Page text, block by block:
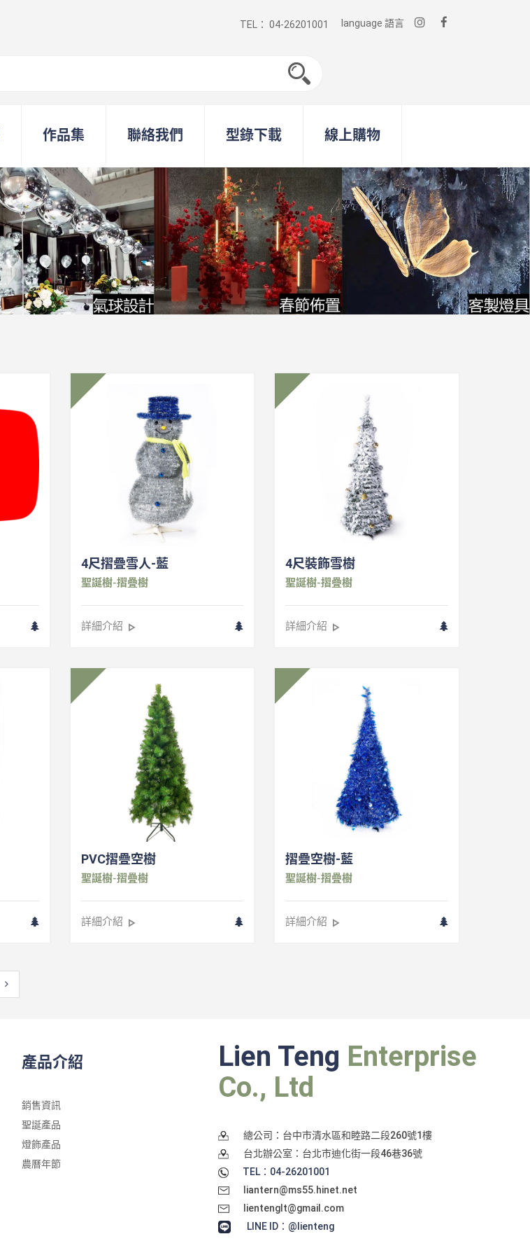
language 語言
TEL： 04-26201001
作品集 聯絡我們 型錄下載 線上購物
4尺摺疊雪人-藍
聖誕樹-摺疊樹
詳細介紹
4尺裝飾雪樹
聖誕樹-摺疊樹
詳細介紹
PVC摺疊空樹
聖誕樹-摺疊樹
詳細介紹
摺疊空樹-藍
聖誕樹-摺疊樹
詳細介紹
產品介紹
銷售資訊
聖誕產品
燈飾產品
農曆年節
Lien Teng Enterprise
Co., Ltd
總公司：台中市清水區和睦路二段260號1樓
台北辦公室：台北市迪化街一段46巷36號
TEL：04-26201001
liantern@ms55.hinet.net
lientenglt@gmail.com
LINE ID：@lienteng